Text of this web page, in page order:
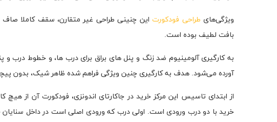
ویژگی‌های طراحی فودکورتاین چنینی طراحی غیر متقارن، سقف کاملا صاف
بافت لطیف بوده است.
به کارگیری آلومینیوم ضد زنگ و پنل های براق برای درب ها، و خطوط درب و
آورده می‌شود. هدف به کارگیری چنین ویژگی فراهم شده ظاهر شیک، بدون
از ابتدای تاسیس این مرکز خرید در جاکارتای اندونزی، فودکورت آن از
خرید با دو درب ورودی است. اولی درب که ورودی اصلی است در داخل